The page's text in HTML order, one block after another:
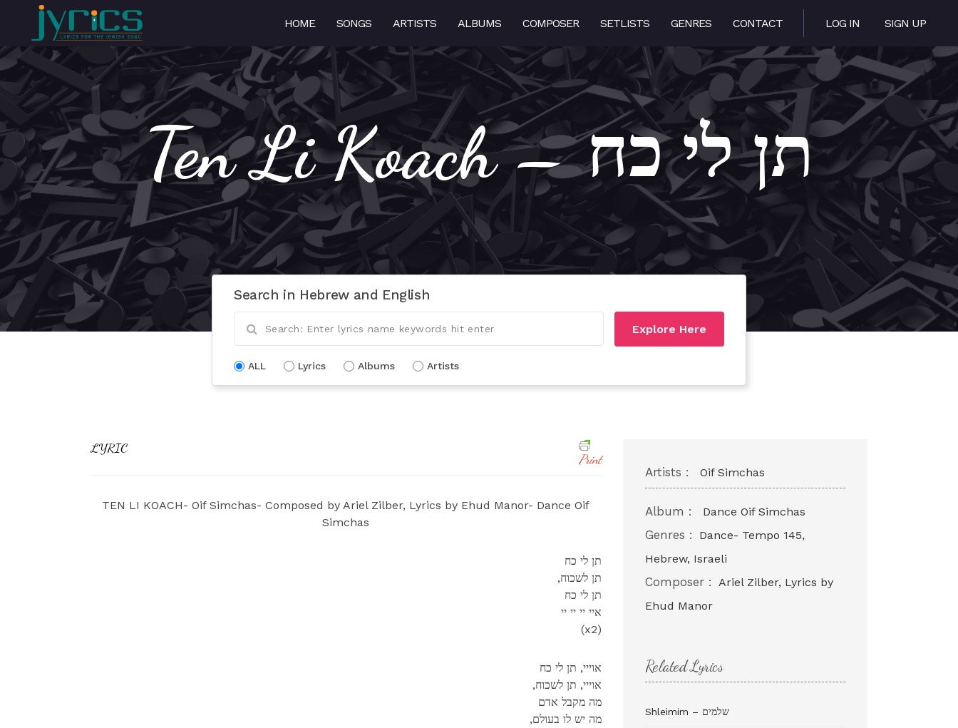
HOME SONGS ARTISTS ALBUMS COMPOSER SETLISTS GENRES CONTACT LOG IN SIGN UP
Ten Li Koach – תן לי כח
Search in Hebrew and English
Explore Here
ALL Lyrics Albums Artists
LYRIC
Print
TEN LI KOACH- Oif Simchas- Composed by Ariel Zilber, Lyrics by Ehud Manor- Dance Oif
Simchas
תן לי כח
,תן לשכוח
תן לי כח
איי יי יי יי
(x2)
אוייי, תן לי כח
,אוייי, תן לשכוח
מה מקבל אדם
,מה יש לו בעולם
Artists : Oif Simchas
Album : Dance Oif Simchas
Genres :
Dance- Tempo 145,
Hebrew, Israeli
Composer :
Ariel Zilber, Lyrics by
Ehud Manor
Related Lyrics
Shleimim – שלמים